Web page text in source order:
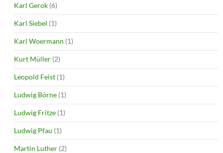
Karl Gerok (6)
Karl Siebel (1)
Karl Woermann (1)
Kurt Müller (2)
Leopold Feist (1)
Ludwig Börne (1)
Ludwig Fritze (1)
Ludwig Pfau (1)
Martin Luther (2)